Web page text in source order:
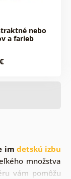
nebo
a farieb
im detskú izbu
množstva
vám pomôžu